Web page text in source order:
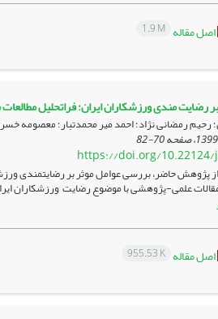
اصل مقاله 1.9 M
رضایت‌ مندی ورزشکاران ایران: فراتحلیل
رحیم رمضانی نژاد؛ احمد میر محمدتبار؛ معصومه
70-82
https://doi.org/10.22124/
حاضر، بررسی عوامل موثر بر رضایت­مندی
اصل مقاله 955.53 K